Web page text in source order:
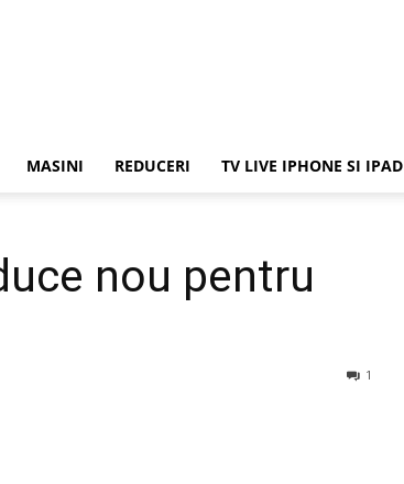
MASINI REDUCERI TV LIVE IPHONE SI IPAD
nou pentru
1